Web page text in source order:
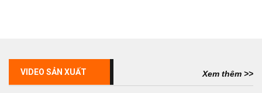
VIDEO SẢN XUẤT Xem thêm >>